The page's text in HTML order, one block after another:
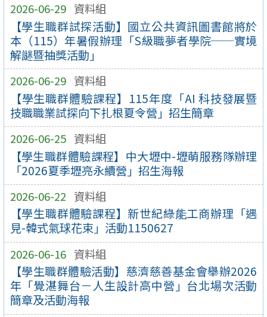
2026-06-29 資料組
【學生職群試探活動】國立公共資訊圖書館將於
本（115）年暑假辦理「S級職夢者學院──實境
解謎暨抽獎活動」
2026-06-29 資料組
【學生職群體驗課程】115年度「AI 科技發展暨
技職職業試探向下扎根夏令營」招生簡章
2026-06-25 資料組
【學生職群體驗課程】中大壢中-壢萌服務隊辦理
「2026夏季壢亮永續營」招生海報
2026-06-22 資料組
【學生職群體驗課程】新世紀綠能工商辦理「遇
見-韓式氣球花束」活動1150627
2026-06-16 資料組
【學生職群體驗活動】慈濟慈善基金會舉辦2026
年「覺湛舞台－人生設計高中營」台北場次活動
簡章及活動海報